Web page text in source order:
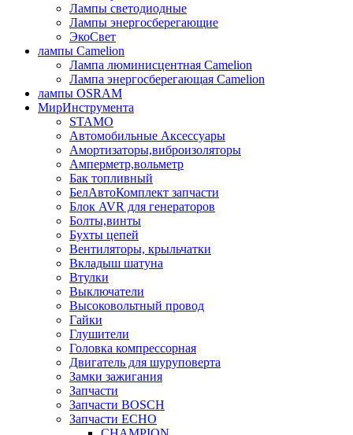
Лампы светодиодные
Лампы энергосберегающие
ЭкоСвет
лампы Camelion
Лампа люминисцентная Сamelion
Лампа энергосберегающая Сamelion
лампы OSRAM
МирИнструмента
STAMO
Автомобильные Аксессуары
Амортизаторы,виброизоляторы
Амперметр,вольметр
Бак топливный
БелАвтоКомплект запчасти
Блок AVR для генераторов
Болты,винты
Бухты цепей
Вентиляторы, крыльчатки
Вкладыш шатуна
Втулки
Выключатели
Высоковольтный провод
Гайки
Глушители
Головка компрессорная
Двигатель для шуруповерта
Замки зажигания
Запчасти
Запчасти BOSCH
Запчасти ECHO